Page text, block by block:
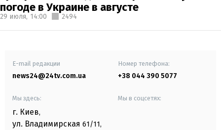
погоде в Украине в августе
29 июля, 14:00 2494
E-mail редакции
news24@24tv.com.ua
Номер телефона:
+38 044 390 5077
Мы здесь:
г. Киев,
ул. Владимирская 61/11,
Мы в соцсетях: